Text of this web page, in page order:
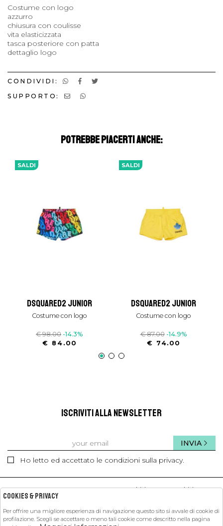
Costume con logo
azzurro
chiusura con coulisse
vita elasticizzata
tasca posteriore con patta
dettaglio logo
CONDIVIDI:
SUPPORTO:
POTREBBE PIACERTI ANCHE:
SALDI
dsquared2 junior
costume con logo
€ 98.00 -14.3%
€ 84.00
SALDI
dsquared2 junior
costume con logo
€ 87.00 -14.9%
€ 74.00
ISCRIVITI ALLA NEWSLETTER
Ho letto ed accettato le condizioni sulla privacy.
INVIA
kids kids
PETIT PASHA
Cookies & Privacy
Per offrire una migliore esperienza di navigazione questo sito si avvale di cookie di
profilazione. Scegli se accettare o meno tali cookie come descritto nella pagina